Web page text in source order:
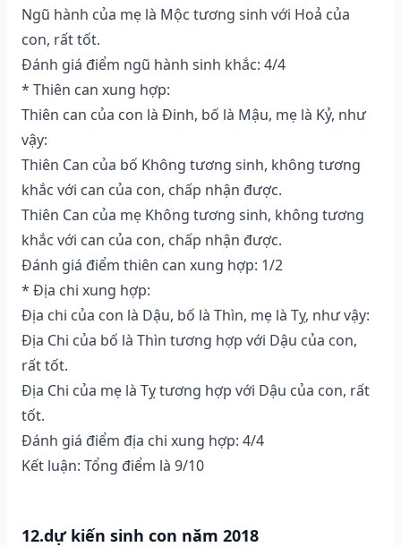
Ngũ hành của mẹ là Mộc tương sinh với Hoả của
con, rất tốt.
Đánh giá điểm ngũ hành sinh khắc: 4/4
* Thiên can xung hợp:
Thiên can của con là Đinh, bố là Mậu, mẹ là Kỷ, như
vậy:
Thiên Can của bố Không tương sinh, không tương
khắc với can của con, chấp nhận được.
Thiên Can của mẹ Không tương sinh, không tương
khắc với can của con, chấp nhận được.
Đánh giá điểm thiên can xung hợp: 1/2
* Địa chi xung hợp:
Địa chi của con là Dậu, bố là Thìn, mẹ là Tỵ, như vậy:
Địa Chi của bố là Thìn tương hợp với Dậu của con,
rất tốt.
Địa Chi của mẹ là Tỵ tương hợp với Dậu của con, rất
tốt.
Đánh giá điểm địa chi xung hợp: 4/4
Kết luận: Tổng điểm là 9/10
12.dự kiến sinh con năm 2018